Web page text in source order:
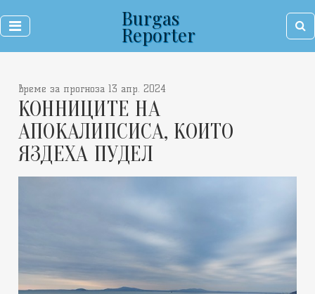
Burgas
Reporter
време за прогноза 13 апр. 2024
КОННИЦИТЕ НА
АПОКАЛИПСИСА, КОИТО
ЯЗДЕХА ПУДЕЛ